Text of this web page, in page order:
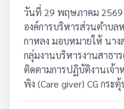
วันที่ 29 พฤษภาคม 2569
องค์การบริหารส่วนตำบ
กาหลง มอบหมายให้ นา
กลุ่มงานบริหารงานสาธ
ติดตามการปฏิบัติงานเจ้
พิง (Care giver) CG กระ